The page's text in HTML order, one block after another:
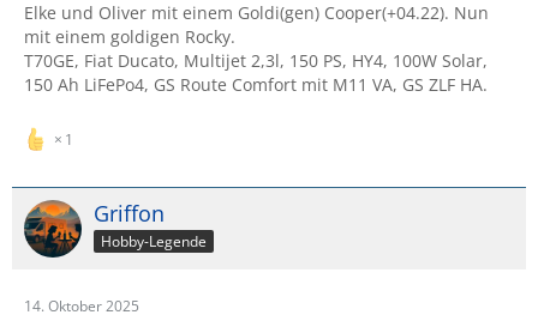
Elke und Oliver mit einem Goldi(gen) Cooper(+04.22). Nun
mit einem goldigen Rocky.
T70GE, Fiat Ducato, Multijet 2,3l, 150 PS, HY4, 100W Solar,
150 Ah LiFePo4, GS Route Comfort mit M11 VA, GS ZLF HA.
1
Griffon
Hobby-Legende
14. Oktober 2025